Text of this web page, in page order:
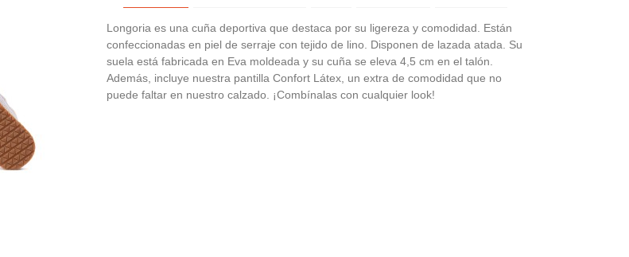
Longoria es una cuña deportiva que destaca por su ligereza y comodidad. Están
confeccionadas en piel de serraje con tejido de lino. Disponen de lazada atada. Su
suela está fabricada en Eva moldeada y su cuña se eleva 4,5 cm en el talón.
Además, incluye nuestra pantilla Confort Látex, un extra de comodidad que no
puede faltar en nuestro calzado. ¡Combínalas con cualquier look!